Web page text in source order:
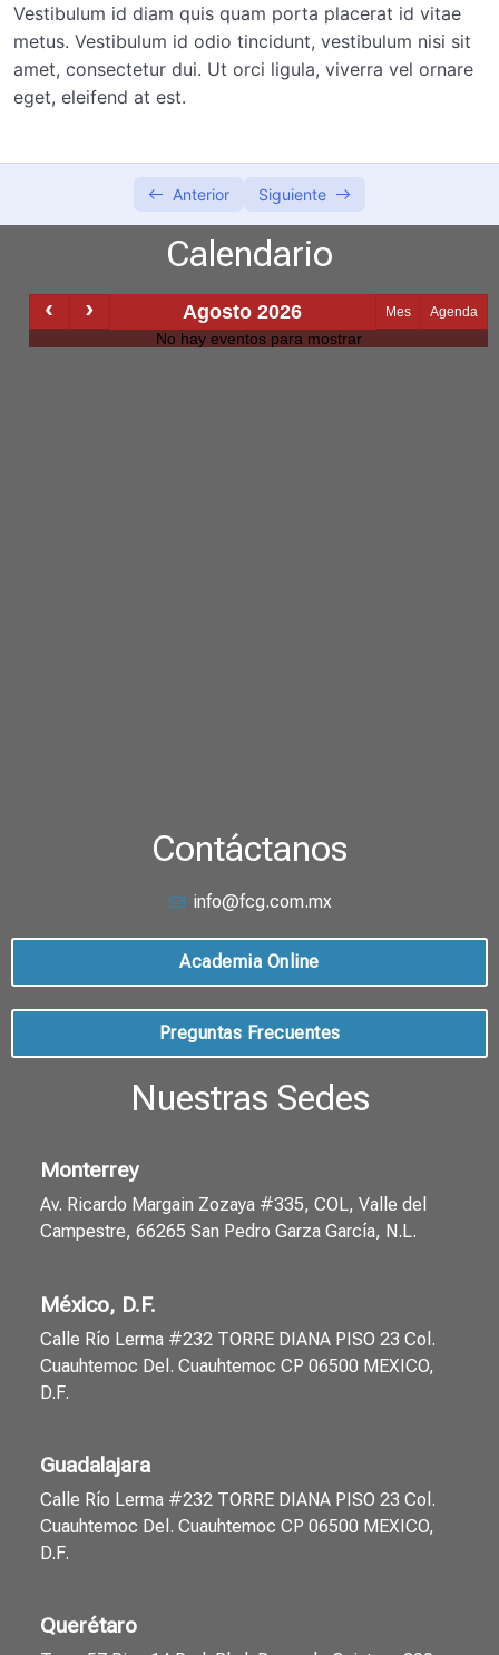
Vestibulum id diam quis quam porta placerat id vitae
metus. Vestibulum id odio tincidunt, vestibulum nisi sit
amet, consectetur dui. Ut orci ligula, viverra vel ornare
eget, eleifend at est.
Anterior Siguiente
Calendario
Contáctanos
info@fcg.com.mx
Academia Online
Preguntas Frecuentes
Nuestras Sedes
Monterrey
Av. Ricardo Margain Zozaya #335, COL, Valle del
Campestre, 66265 San Pedro Garza García, N.L.
México, D.F.
Calle Río Lerma #232 TORRE DIANA PISO 23 Col.
Cuauhtemoc Del. Cuauhtemoc CP 06500 MEXICO,
D.F.
Guadalajara
Calle Río Lerma #232 TORRE DIANA PISO 23 Col.
Cuauhtemoc Del. Cuauhtemoc CP 06500 MEXICO,
D.F.
Querétaro